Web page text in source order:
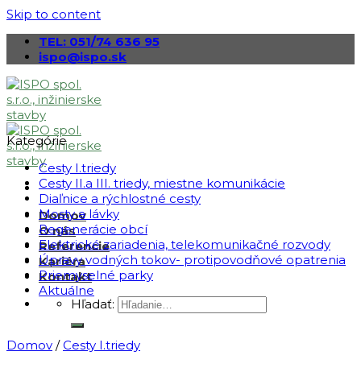
Skip to content
TEL: 051/74 636 95
ispo@ispo.sk
Domov
O nás
Referencie
Kariéra
Kontakt
Hľadať:
Kategórie
Cesty I.triedy
Cesty II.a III. triedy, miestne komunikácie
Diaľnice a rýchlostné cesty
Mosty a lávky
Regenerácie obcí
Elektrické zariadenia, telekomunikačné rozvody
Úpravy vodných tokov- protipovodňové opatrenia
Priemyselné parky
Aktuálne
Domov / Cesty I.triedy